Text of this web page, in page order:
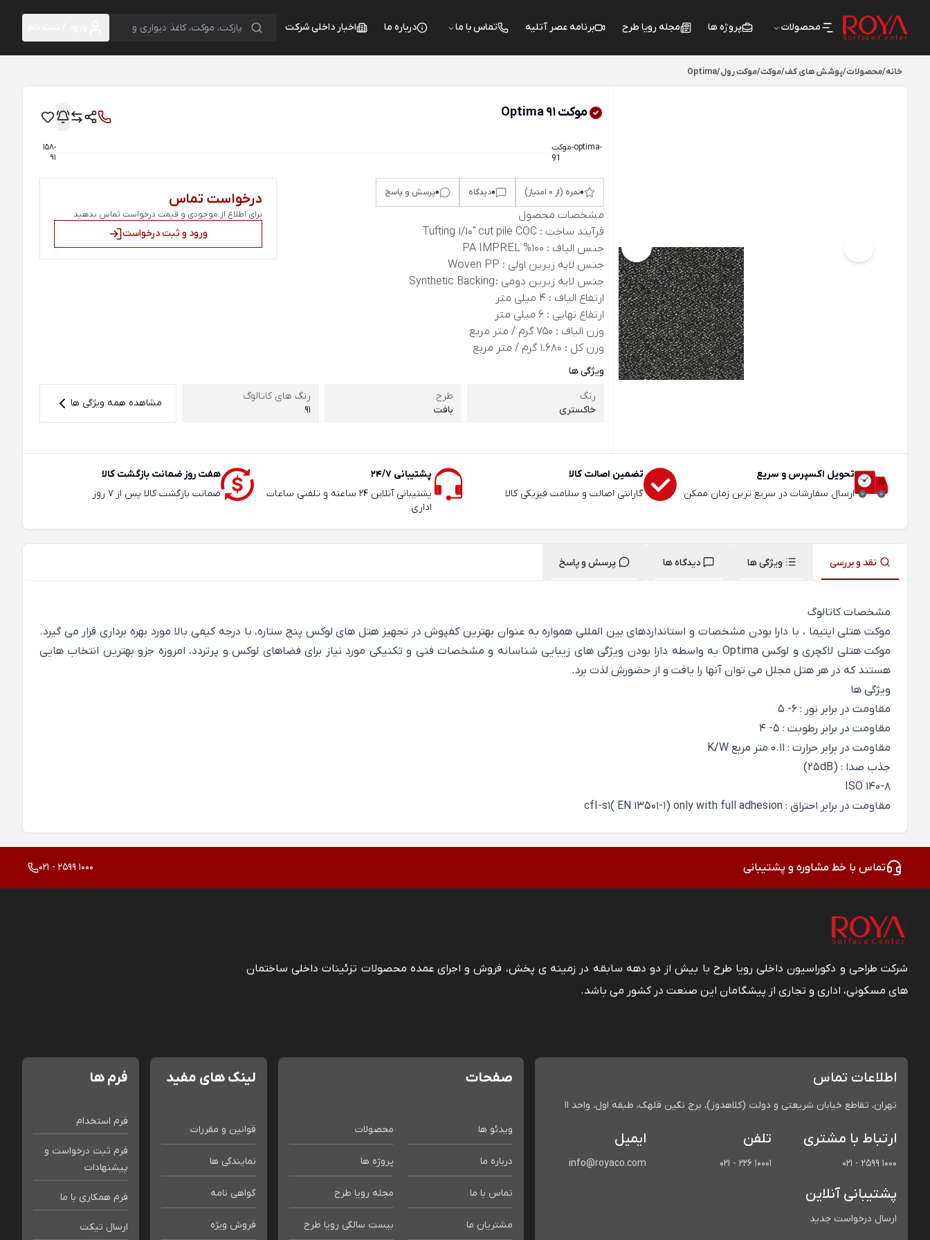
محصولات پروژه ها مجله رویا طرح برنامه عصر آتلیه تماس با ما درباره ما اخبار داخلی شرکت
خانه/محصولات/پوشش های کف/موکت/موکت رول/
Optima
موکت Optima 91
موکت-optima-
91
158-
91
0نمره (از 0 امتیاز) 0دیدگاه 0پرسش و پاسخ
مشخصات محصول
فرآیند ساخت : Tufting 1/10" cut pile COC
جنس الیاف : 100% PA IMPREL
جنس لایه زیرین اولی : Woven PP
جنس لایه زیرین دومی : Synthetic Backing
ارتفاع الیاف : 4 میلی متر
ارتفاع نهایی : 6 میلی متر
وزن الیاف : 750 گرم / متر مربع
وزن کل : 1.680 گرم / متر مربع
درخواست تماس
برای اطلاع از موجودی و قیمت درخواست تماس بدهید
ورود و ثبت درخواست
ویژگی ها
رنگ
خاکستری
طرح
بافت
رنگ های کاتالوگ
91
مشاهده همه ویژگی ها
تحویل اکسپرس و سریع
ارسال سفارشات در سریع ترین زمان ممکن
تضمین اصالت کالا
گارانتی اصالت و سلامت فیزیکی کالا
پشتیبانی 24/7
پشتیبانی آنلاین 24 ساعته و تلفنی ساعات
اداری
هفت روز ضمانت بازگشت کالا
ضمانت بازگشت کالا پس از 7 روز
نقد و بررسی ویژگی ها دیدگاه ها پرسش و پاسخ
مشخصات کاتالوگ
موکت هتلی اپتیما ، با دارا بودن مشخصات و استانداردهای بین المللی همواره به عنوان بهترین کفپوش در تجهیز هتل های لوکس پنج ستاره، با درجه کیفی بالا مورد بهره برداری قرار می گیرد.
موکت هتلی لاکچری و لوکس Optima به واسطه دارا بودن ویژگی های زیبایی شناسانه و مشخصات فنی و تکنیکی مورد نیاز برای فضاهای لوکس و پرتردد، امروزه جزو بهترین انتخاب هایی
هستند که در هر هتل مجلل می توان آنها را یافت و از حضورش لذت برد.
ویژگی ها
مقاومت در برابر نور : 6- 5
مقاومت در برابر رطوبت : 5- 4
مقاومت در برابر حرارت : 0.11 متر مربع K/W
جذب صدا : (25dB)
ISO 140-8
مقاومت در برابر احتراق : cfI-s1( EN 13501-1) only with full adhesion
تماس با خط مشاوره و پشتیبانی 021 - 2599 1000
شرکت طراحی و دکوراسیون داخلی رویا طرح با بیش از دو دهه سابقه در زمینه ی پخش، فروش و اجرای عمده محصولات تزئینات داخلی ساختمان
های مسکونی، اداری و تجاری از پیشگامان این صنعت در کشور می باشد.
اطلاعات تماس
تهران، تقاطع خیابان شریعتی و دولت (کلاهدوز)، برج نگین قلهک، طبقه اول، واحد 11
ارتباط با مشتری
021 - 2599 1000
تلفن
021 - 226 10001
ایمیل
info@royaco.com
پشتیبانی آنلاین
ارسال درخواست جدید
صفحات
ویدئو ها محصولات
درباره ما پروژه ها
تماس با ما مجله رویا طرح
مشتریان ما بیست سالگی رویا طرح
لینک های مفید
قوانین و مقررات
نمایندگی ها
گواهی نامه
فروش ویژه
فرم ها
فرم استخدام
فرم ثبت درخواست و
پیشنهادات
فرم همکاری با ما
ارسال تیکت